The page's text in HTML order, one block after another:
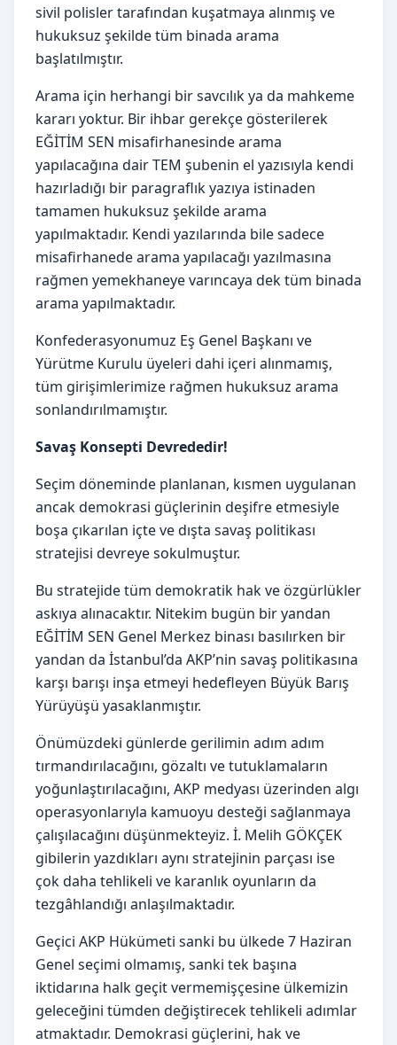
sivil polisler tarafından kuşatmaya alınmış ve
hukuksuz şekilde tüm binada arama
başlatılmıştır.
Arama için herhangi bir savcılık ya da mahkeme
kararı yoktur. Bir ihbar gerekçe gösterilerek
EĞİTİM SEN misafirhanesinde arama
yapılacağına dair TEM şubenin el yazısıyla kendi
hazırladığı bir paragraflık yazıya istinaden
tamamen hukuksuz şekilde arama
yapılmaktadır. Kendi yazılarında bile sadece
misafirhanede arama yapılacağı yazılmasına
rağmen yemekhaneye varıncaya dek tüm binada
arama yapılmaktadır.
Konfederasyonumuz Eş Genel Başkanı ve
Yürütme Kurulu üyeleri dahi içeri alınmamış,
tüm girişimlerimize rağmen hukuksuz arama
sonlandırılmamıştır.
Savaş Konsepti Devrededir!
Seçim döneminde planlanan, kısmen uygulanan
ancak demokrasi güçlerinin deşifre etmesiyle
boşa çıkarılan içte ve dışta savaş politikası
stratejisi devreye sokulmuştur.
Bu stratejide tüm demokratik hak ve özgürlükler
askıya alınacaktır. Nitekim bugün bir yandan
EĞİTİM SEN Genel Merkez binası basılırken bir
yandan da İstanbul’da AKP’nin savaş politikasına
karşı barışı inşa etmeyi hedefleyen Büyük Barış
Yürüyüşü yasaklanmıştır.
Önümüzdeki günlerde gerilimin adım adım
tırmandırılacağını, gözaltı ve tutuklamaların
yoğunlaştırılacağını, AKP medyası üzerinden algı
operasyonlarıyla kamuoyu desteği sağlanmaya
çalışılacağını düşünmekteyiz. İ. Melih GÖKÇEK
gibilerin yazdıkları aynı stratejinin parçası ise
çok daha tehlikeli ve karanlık oyunların da
tezgâhlandığı anlaşılmaktadır.
Geçici AKP Hükümeti sanki bu ülkede 7 Haziran
Genel seçimi olmamış, sanki tek başına
iktidarına halk geçit vermemişçesine ülkemizin
geleceğini tümden değiştirecek tehlikeli adımlar
atmaktadır. Demokrasi güçlerini, hak ve